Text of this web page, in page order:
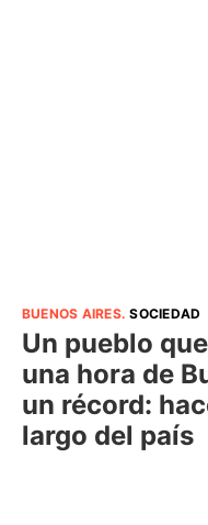
BUENOS AIRES.SOCIEDAD
Un pueblo
una hora de
un récord:
largo del país